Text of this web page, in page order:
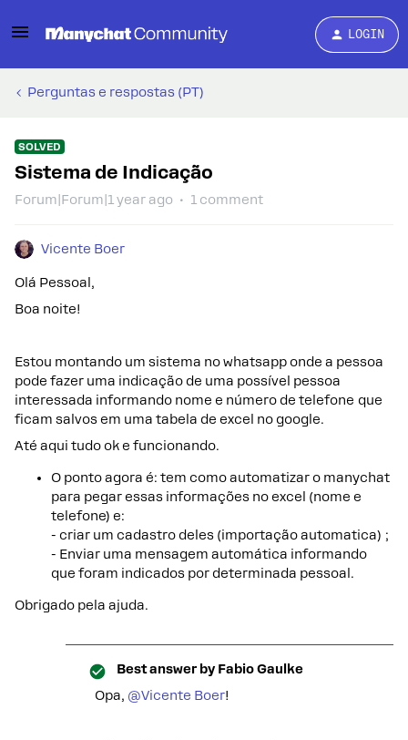
LOGIN
Perguntas e respostas (PT)
SOLVED
Sistema de Indicação
Forum|Forum|1 year ago 1 comment
Vicente Boer
Olá Pessoal,
Boa noite!
Estou montando um sistema no whatsapp onde a pessoa
pode fazer uma indicação de uma possível pessoa
interessada informando nome e número de telefone que
ficam salvos em uma tabela de excel no google.
Até aqui tudo ok e funcionando.
O ponto agora é: tem como automatizar o manychat
para pegar essas informações no excel (nome e
telefone) e:
- criar um cadastro deles (importação automatica) ;
- Enviar uma mensagem automática informando
que foram indicados por determinada pessoal.
Obrigado pela ajuda.
Best answer by Fabio Gaulke
Opa, ​ @Vicente Boer!